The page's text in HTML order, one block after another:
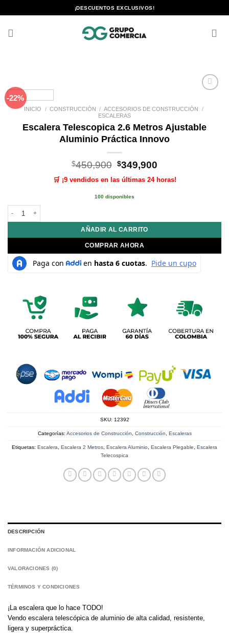
al
¡DESCUENTOS EXCLUSIVOS!
-22%
lista de
INICIO / CONSTRUCCIÓN / ACCESORIOS DE CONSTRUCCIÓN
/
ESCALERAS
Escalera Telescopica 2.6 Metros Ajustable
Aluminio Práctica Innovo
$450,900 El
precio
original
era:
$349,900
actual
🛒 ¡9 vendidos en las últimas 24 horas!
100 disponibles
Escalera Telescopica 2.6 Metros Ajustable Aluminio Práctica Innovo
AÑADIR AL CARRITO
COMPRAR AHORA
SKU: 12392
Categorías: Accesorios de Construcción, Construcción, Escaleras
Etiquetas: Escalera, Escalera 2 Metros, Escalera Aluminio, Escalera Plegable, Escalera
Telecospica
DESCRIPCIÓN
INFORMACIÓN ADICIONAL
VALORACIONES (0)
TÉRMINOS Y CONDICIONES
¡La escalera que lo hace TODO!
Vendo escalera telescópica de aluminio de alta calidad, resistente,
ligera y superpráctica.